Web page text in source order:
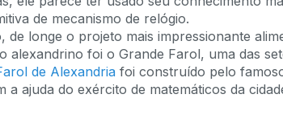
de mecanismo de relógio.
de longe o projeto mais impressionante
alexandrino foi o Grande Farol, uma das
de Alexandria foi construído pelo
a ajuda do exército de matemáticos da